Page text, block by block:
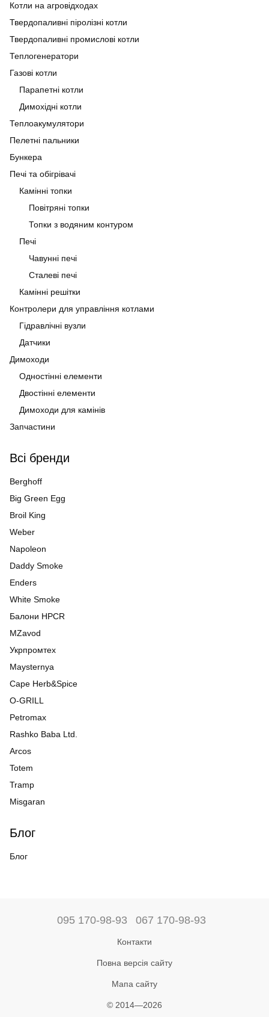
Котли на агровідходах
Твердопаливні піролізні котли
Твердопаливні промислові котли
Теплогенератори
Газові котли
Парапетні котли
Димохідні котли
Теплоакумулятори
Пелетні пальники
Бункера
Печі та обігрівачі
Камінні топки
Повітряні топки
Топки з водяним контуром
Печі
Чавунні печі
Сталеві печі
Камінні решітки
Контролери для управління котлами
Гідравлічні вузли
Датчики
Димоходи
Одностінні елементи
Двостінні елементи
Димоходи для камінів
Запчастини
Всі бренди
Berghoff
Big Green Egg
Broil King
Weber
Napoleon
Daddy Smoke
Enders
White Smoke
Балони HPCR
MZavod
Укрпромтех
Maysternya
Cape Herb&Spice
O-GRILL
Petromax
Rashko Baba Ltd.
Arcos
Totem
Tramp
Misgaran
Блог
Блог
095 170-98-93 067 170-98-93
Контакти
Повна версія сайту
Мапа сайту
© 2014—2026